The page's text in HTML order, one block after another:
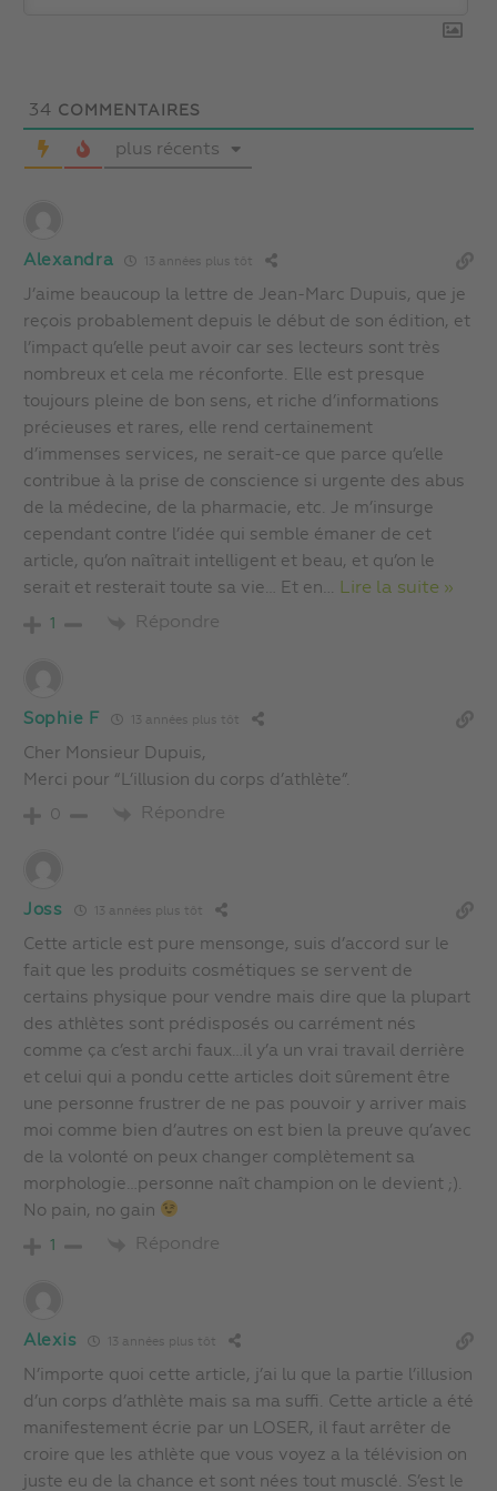
34 COMMENTAIRES
plus récents
Alexandra 13 années plus tôt
J’aime beaucoup la lettre de Jean-Marc Dupuis, que je
reçois probablement depuis le début de son édition, et
l’impact qu’elle peut avoir car ses lecteurs sont très
nombreux et cela me réconforte. Elle est presque
toujours pleine de bon sens, et riche d’informations
précieuses et rares, elle rend certainement
d’immenses services, ne serait-ce que parce qu’elle
contribue à la prise de conscience si urgente des abus
de la médecine, de la pharmacie, etc. Je m’insurge
cependant contre l’idée qui semble émaner de cet
article, qu’on naîtrait intelligent et beau, et qu’on le
serait et resterait toute sa vie… Et en… Lire la suite »
1 Répondre
Sophie F 13 années plus tôt
Cher Monsieur Dupuis,
Merci pour “L’illusion du corps d’athlète”.
0 Répondre
Joss 13 années plus tôt
Cette article est pure mensonge, suis d’accord sur le
fait que les produits cosmétiques se servent de
certains physique pour vendre mais dire que la plupart
des athlètes sont prédisposés ou carrément nés
comme ça c’est archi faux…il y’a un vrai travail derrière
et celui qui a pondu cette articles doit sûrement être
une personne frustrer de ne pas pouvoir y arriver mais
moi comme bien d’autres on est bien la preuve qu’avec
de la volonté on peux changer complètement sa
morphologie…personne naît champion on le devient ;).
No pain, no gain
1 Répondre
Alexis 13 années plus tôt
N’importe quoi cette article, j’ai lu que la partie l’illusion
d’un corps d’athlète mais sa ma suffi. Cette article a été
manifestement écrie par un LOSER, il faut arrêter de
croire que les athlète que vous voyez a la télévision on
juste eu de la chance et sont nées tout musclé. S’est le